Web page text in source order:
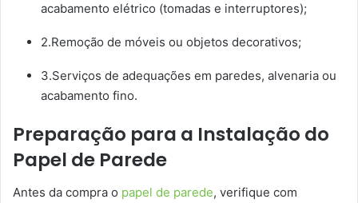
acabamento elétrico (tomadas e interruptores);
2.Remoção de móveis ou objetos decorativos;
3.Serviços de adequações em paredes, alvenaria ou
acabamento fino.
Preparação para a Instalação do
Papel de Parede
Antes da compra o papel de parede, verifique com